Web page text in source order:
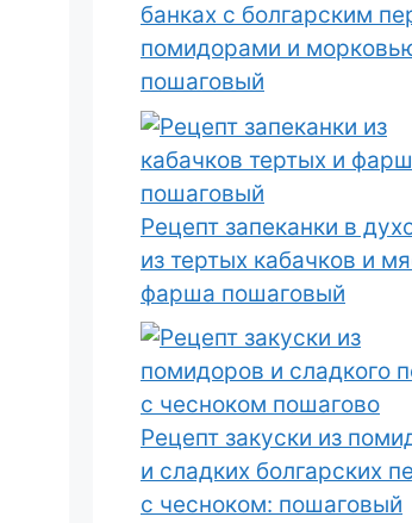
банках с болгарским
помидорами и
пошаговый
Рецепт запеканки в
из тертых кабачков и
фарша пошаговый
Рецепт закуски из
и сладких болгарских
с чесноком: пошаговый